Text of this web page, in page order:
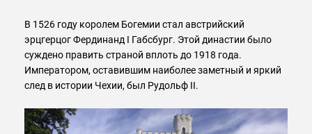
В 1526 году королем Богемии стал австрийский
эрцгерцог Фердинанд I Габсбург. Этой династии было
суждено править страной вплоть до 1918 года.
Императором, оставившим наиболее заметный и яркий
след в истории Чехии, был Рудольф II.